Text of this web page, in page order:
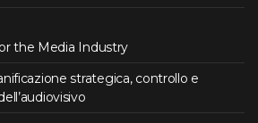
the Media Industry
strategica, controllo e